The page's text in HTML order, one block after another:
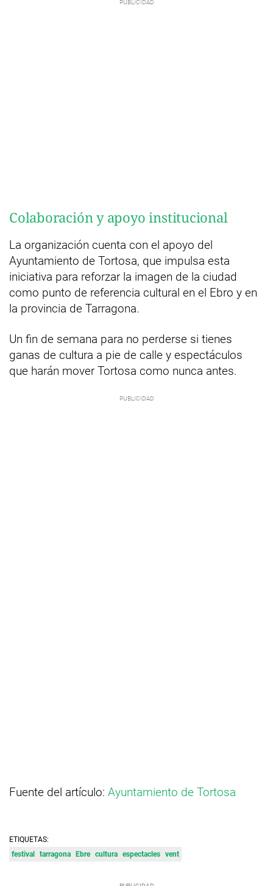
Colaboración y apoyo institucional
La organización cuenta con el apoyo del
Ayuntamiento de Tortosa, que impulsa esta
iniciativa para reforzar la imagen de la ciudad
como punto de referencia cultural en el Ebro y en
la provincia de Tarragona.
Un fin de semana para no perderse si tienes
ganas de cultura a pie de calle y espectáculos
que harán mover Tortosa como nunca antes.
Fuente del artículo: Ayuntamiento de Tortosa
ETIQUETAS:
festival
tarragona Ebre cultura espectacles vent